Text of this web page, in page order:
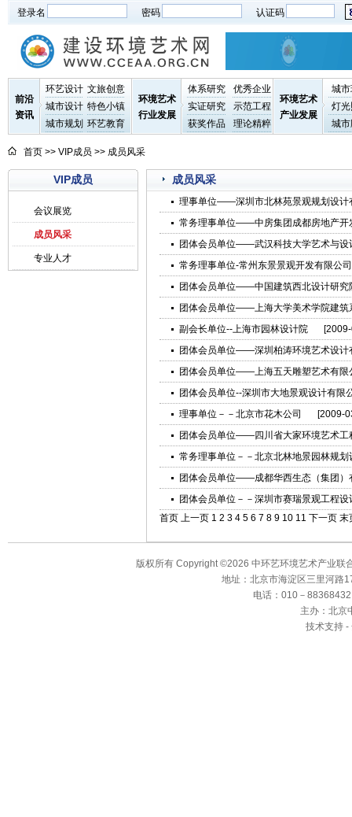
登录名 密码 认证码
前沿
资讯
环艺设计 文旅创意
城市设计 特色小镇
城市规划 环艺教育
环境艺术
行业发展
体系研究
优秀企业
实证研究
示范工程
获奖作品
理论精粹
环境艺术
产业发展
城
灯
城
首页 >> VIP成员 >> 成员风采
VIP成员
会议展览
成员风采
专业人才
成员风采
理事单位——深圳市北林苑景观规划设计
常务理事单位——中房集团成都房地产开
团体会员单位——武汉科技大学艺术与设
常务理事单位-常州东景景观开发有限公司
团体会员单位——中国建筑西北设计研究
团体会员单位——上海大学美术学院建筑
副会长单位--上海市园林设计院
团体会员单位——深圳柏涛环境艺术设计
团体会员单位——上海五天雕塑艺术有限
团体会员单位--深圳市大地景观设计有限
理事单位－－北京市花木公司
[2009-
团体会员单位——四川省大家环境艺术工
常务理事单位－－北京北林地景园林规
团体会员单位——成都华西生态（集团）
团体会员单位－－深圳市赛瑞景观工程设
首页 上一页 1 2 3 4 5 6 7 8 9 10 11 下一页 末
版权所有 Copyright ©2026 中环艺环境艺术产业联
地址：北京市海淀区三里河路
电话：010－
主办：北京
技术支持 -